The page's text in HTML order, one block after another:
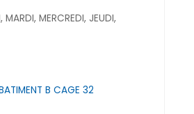
MERCREDI, JEUDI,
B CAGE 32